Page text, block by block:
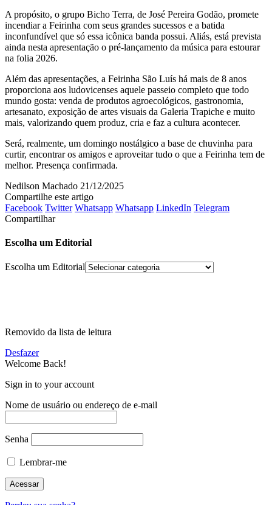
A propósito, o grupo Bicho Terra, de José Pereira Godão, promete
incendiar a Feirinha com seus grandes sucessos e a batida
inconfundível que só essa icônica banda possui. Aliás, está prevista
ainda nesta apresentação o pré-lançamento da música para estourar
na folia 2026.
Além das apresentações, a Feirinha São Luís há mais de 8 anos
proporciona aos ludovicenses aquele passeio completo que todo
mundo gosta: venda de produtos agroecológicos, gastronomia,
artesanato, exposição de artes visuais da Galeria Trapiche e muito
mais, valorizando quem produz, cria e faz a cultura acontecer.
Será, realmente, um domingo nostálgico a base de chuvinha para
curtir, encontrar os amigos e aproveitar tudo o que a Feirinha tem de
melhor. Presença confirmada.
Nedilson Machado 21/12/2025
Compartilhe este artigo
Facebook Twitter Whatsapp Whatsapp LinkedIn Telegram
Compartilhar
Escolha um Editorial
Escolha um Editorial
Removido da lista de leitura
Desfazer
Welcome Back!
Sign in to your account
Nome de usuário ou endereço de e-mail
Senha
Lembrar-me